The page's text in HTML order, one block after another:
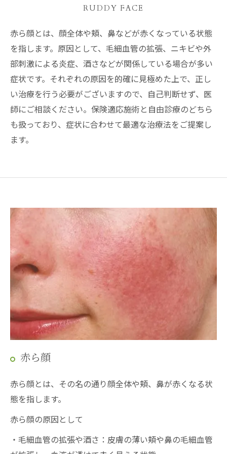
RUDDY FACE
赤ら顔とは、顔全体や頬、鼻などが赤くなっている状態
を指します。原因として、毛細血管の拡張、ニキビや外
部刺激による炎症、酒さなどが関係している場合が多い
症状です。それぞれの原因を的確に見極めた上で、正し
い治療を行う必要がございますので、自己判断せず、医
師にご相談ください。保険適応施術と自由診療のどちら
も扱っており、症状に合わせて最適な治療法をご提案し
ます。
赤ら顔
赤ら顔とは、その名の通り顔全体や頬、鼻が赤くなる状
態を指します。
赤ら顔の原因として
・毛細血管の拡張や酒さ：皮膚の薄い頬や鼻の毛細血管